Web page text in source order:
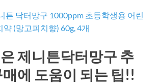
튼 닥터망구 1000ppm 초등학생용 어린
(망고피치향) 60g, 4개
제니튼닥터망구 추
에 도움이 되는 팁!!